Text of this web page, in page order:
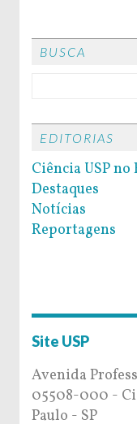
BUSCA
EDITORIAS
Ciência USP no
Destaques
Notícias
Reportagens
Site USP
Avenida
05508-000 -
Paulo - SP